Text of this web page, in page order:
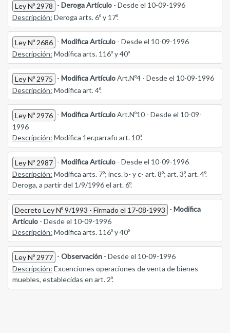
Ley Nº 2978 - Deroga Artículo - Desde el 10-09-1996
Descripción: Deroga arts. 6º y 17º.
Ley Nº 2686 - Modifica Artículo - Desde el 10-09-1996
Descripción: Modifica arts. 116º y 40º
Ley Nº 2975 - Modifica ArtículoArt.Nº4 - Desde el 10-09-1996
Descripción: Modifica art. 4º.
Ley Nº 2976 - Modifica ArtículoArt.Nº10 - Desde el 10-09-
1996
Descripción: Modifica 1er.parrafo art. 10º.
Ley Nº 2987 - Modifica Artículo - Desde el 10-09-1996
Descripción: Modifica arts. 7º; incs. b- y c- art. 8º; art. 3º, art. 4º.
Deroga, a partir del 1/9/1996 el art. 6º.
Decreto Ley Nº 9/1993 - Firmado el 17-08-1993 - Modifica
Artículo - Desde el 10-09-1996
Descripción: Modifica arts. 116º y 40º
Ley Nº 2977 - Observación - Desde el 10-09-1996
Descripción: Excenciones operaciones de venta de bienes
muebles, establecidas en art. 2º.